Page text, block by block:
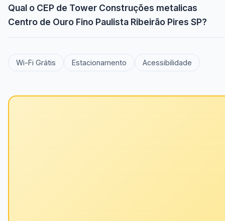
Qual o CEP de Tower Construções metalicas
Centro de Ouro Fino Paulista Ribeirão Pires SP?
Wi-Fi Grátis Estacionamento Acessibilidade